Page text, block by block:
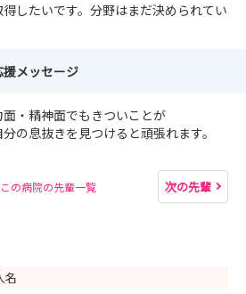
したいです。分野はまだ決められてい
メッセージ
・精神面でもきついことが
の息抜きを見つけると頑張れます。
この病院の先輩一覧 次の先輩
名